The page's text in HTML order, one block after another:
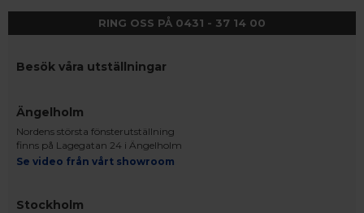
RING OSS PÅ 0431 - 37 14 00
Besök våra utställningar
Ängelholm
Nordens största fönsterutställning
finns på Lagegatan 24 i Ängelholm
Se video från vårt showroom
Stockholm